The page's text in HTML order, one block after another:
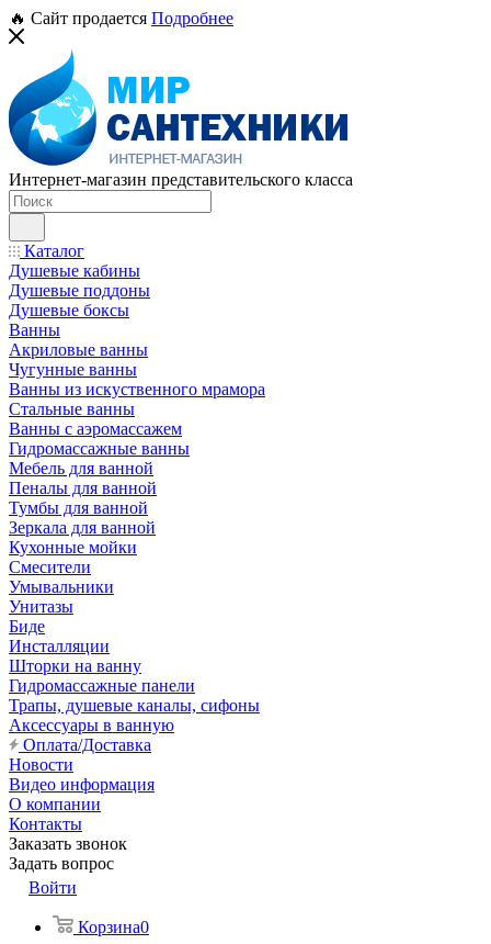
🔥 Сайт продается Подробнее
Интернет-магазин представительского класса
Каталог
Душевые кабины
Душевые поддоны
Душевые боксы
Ванны
Акриловые ванны
Чугунные ванны
Ванны из искуственного мрамора
Стальные ванны
Ванны с аэромассажем
Гидромассажные ванны
Мебель для ванной
Пеналы для ванной
Тумбы для ванной
Зеркала для ванной
Кухонные мойки
Смесители
Умывальники
Унитазы
Биде
Инсталляции
Шторки на ванну
Гидромассажные панели
Трапы, душевые каналы, сифоны
Аксессуары в ванную
Оплата/Доставка
Новости
Видео информация
О компании
Контакты
Заказать звонок
Задать вопрос
Войти
Корзина0